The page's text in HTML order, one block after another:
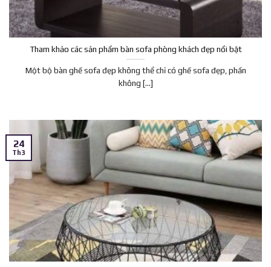
Tham khảo các sản phẩm bàn sofa phòng khách đẹp nổi bật
Một bộ bàn ghế sofa đẹp không thể chỉ có ghế sofa đẹp, phần
không [...]
24
Th3